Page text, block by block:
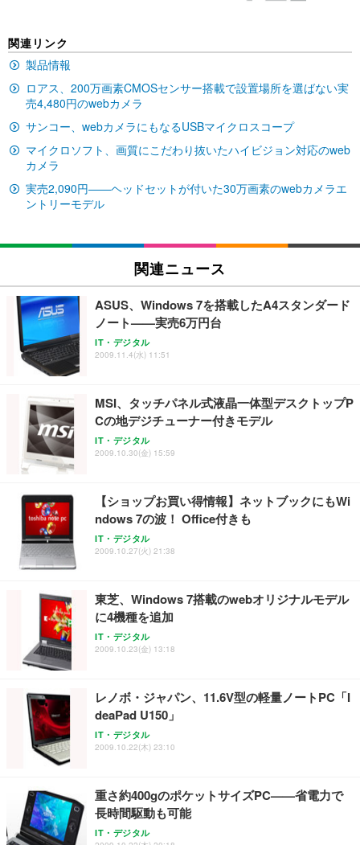
ュチェア 人間工学 疲れない ブラック
Sezlife オフィスチェア デスクチェア 疲れない テレ
能 人間工学 椅子 腰サポート 90度跳ね上げ式アーム
ョン PCチェア 通気性メッシュ ゲーミング/勉強/事
務用 おしゃれ パソコンチェア (ブラック)
能 人間工学 椅子 腰サポート 90度跳ね上げ式アーム
レスト 3Dヘッドレスト ハンガー付き 高反発クッシ
ョン PCチェア 通気性メッシュ ゲーミング/勉強/事
務用 おしゃれ パソコンチェア (ホワイト)
ANDWINT オフィスチェア デスクチェア 肘なし メ
ッシュ 通気性 ランバーサポート付き 腰サポート ガ
ス圧無段階昇降 360度回転 キャスター付き コンパク
ト 幅52×奥行58.5×高さ84～96cm テレワーク 在宅
￥109,572
【純正品】27"ゲーミングモニター DualSense 充電
フック付き（CFI-ZDM1J）
ort/VGA スピーカー内蔵 高さ調整 スイベル VESA対
応 ComfortView ビジネス向け
￥15,800
【MiniLED/24.5inch/280Hz/FHD】GRAPHT THE S
HOOTER Gaming Monitor 24” Essential ゲーミン
グモニター QD 24.5インチ 1ms FHD 量子ドット 残
像低減 (3年保証 | 輝点保証 | 日本メーカー)
x2袋(84枚) ホワイト(吸収面:ライトブルー)
ネオ・ルーライフ ネオ・オムツ L 中型犬用 26枚入
り 単品
超厚型 お徳用 ワイド 100枚入 (x 1) (ケース販売)
アイリスオーヤマ ペットシーツ 超厚型 お徳用 レギ
ュラー 200枚入【Amazon.co.jp限定】
￥3,731
関連リンク
製品情報
ロアス、200万画素CMOSセンサー搭載で設置場所を選ばない実
売4,480円のwebカメラ
サンコー、webカメラにもなるUSBマイクロスコープ
マイクロソフト、画質にこだわり抜いたハイビジョン対応のweb
カメラ
実売2,090円——ヘッドセットが付いた30万画素のwebカメラエ
ントリーモデル
関連ニュース
ASUS、Windows 7を搭載したA4スタンダード
ノート——実売6万円台
IT・デジタル
2009.11.4(水) 11:51
MSI、タッチパネル式液晶一体型デスクトップP
Cの地デジチューナー付きモデル
IT・デジタル
2009.10.30(金) 15:59
【ショップお買い得情報】ネットブックにもWi
ndows 7の波！ Office付きも
IT・デジタル
2009.10.27(火) 21:38
東芝、Windows 7搭載のwebオリジナルモデル
に4機種を追加
IT・デジタル
2009.10.23(金) 13:18
レノボ・ジャパン、11.6V型の軽量ノートPC「I
deaPad U150」
IT・デジタル
2009.10.22(木) 23:10
重さ約400gのポケットサイズPC——省電力で
長時間駆動も可能
IT・デジタル